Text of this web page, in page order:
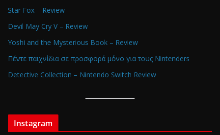
Star Fox – Review
Devil May Cry V – Review
Yoshi and the Mysterious Book – Review
Πέντε παιχνίδια σε προσφορά μόνο για τους Nintenders
Detective Collection – Nintendo Switch Review
Instagram